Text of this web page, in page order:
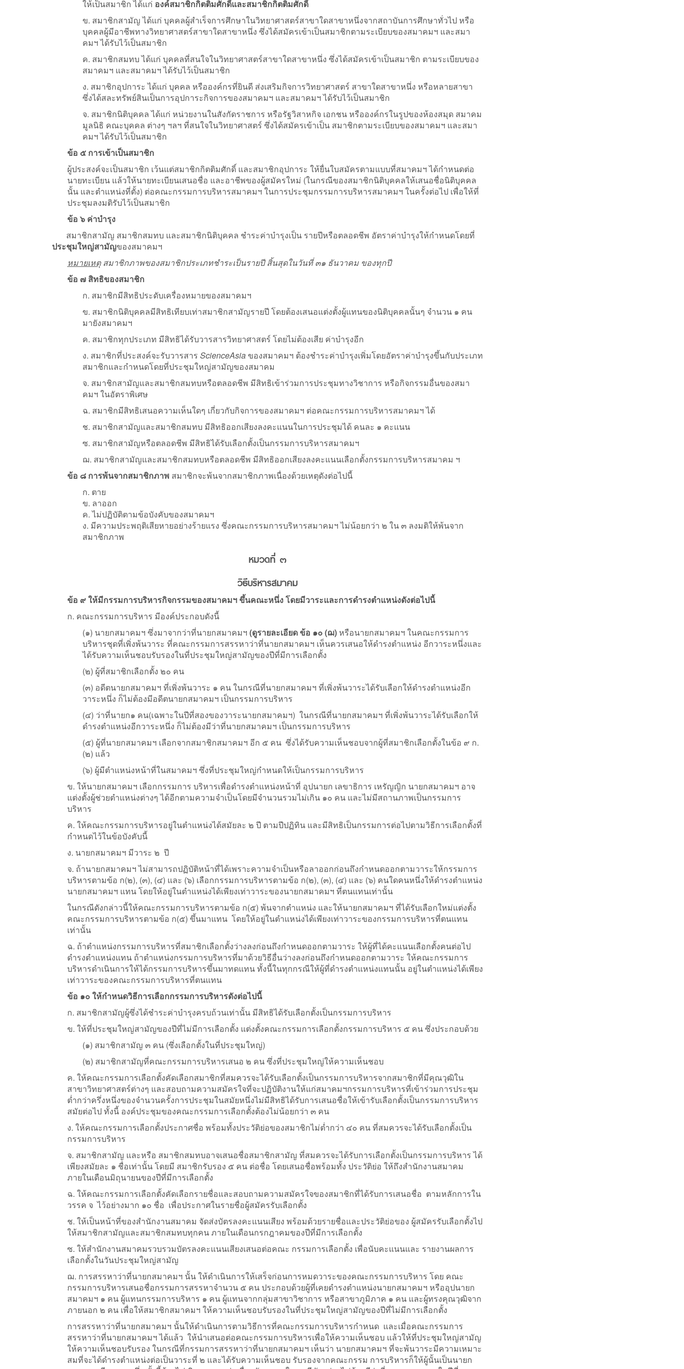
ให้เป็นสมาชิก ได้แก่ องค์สมาชิกกิตติมศักดิ์และสมาชิกกิตติมศักดิ์
ข. สมาชิกสามัญ ได้แก่ บุคคลผู้สำเร็จการศึกษาในวิทยาศาสตร์สาขาใดสาขาหนึ่งจากสถาบันการศึกษาทั่วไป หรือ
บุคคลผู้มีอาชีพทางวิทยาศาสตร์สาขาใดสาขาหนึ่ง ซึ่งได้สมัครเข้าเป็นสมาชิกตามระเบียบของสมาคมฯ และสมา
คมฯ ได้รับไว้เป็นสมาชิก
ค. สมาชิกสมทบ ได้แก่ บุคคลที่สนใจในวิทยาศาสตร์สาขาใดสาขาหนึ่ง ซึ่งได้สมัครเข้าเป็นสมาชิก ตามระเบียบของ
สมาคมฯ และสมาคมฯ ได้รับไว้เป็นสมาชิก
ง. สมาชิกอุปการะ ได้แก่ บุคคล หรือองค์กรที่ยินดี ส่งเสริมกิจการวิทยาศาสตร์ สาขาใดสาขาหนึ่ง หรือหลายสาขา
ซึ่งได้สละทรัพย์สินเป็นการอุปการะกิจการของสมาคมฯ และสมาคมฯ ได้รับไว้เป็นสมาชิก
จ. สมาชิกนิติบุคคล ได้แก่ หน่วยงานในสังกัดราชการ หรือรัฐวิสาหกิจ เอกชน หรือองค์กรในรูปของห้องสมุด สมาคม
มูลนิธิ คณะบุคคล ต่างๆ ฯลฯ ที่สนใจในวิทยาศาสตร์ ซึ่งได้สมัครเข้าเป็น สมาชิกตามระเบียบของสมาคมฯ และสมา
คมฯ ได้รับไว้เป็นสมาชิก
ข้อ ๕ การเข้าเป็นสมาชิก
ผู้ประสงค์จะเป็นสมาชิก เว้นแต่สมาชิกกิตติมศักดิ์ และสมาชิกอุปการะ ให้ยื่นใบสมัครตามแบบที่สมาคมฯ ได้กำหนดต่อ
นายทะเบียน แล้วให้นายทะเบียนเสนอชื่อ และอาชีพของผู้สมัครใหม่ (ในกรณีของสมาชิกนิติบุคคลให้เสนอชื่อนิติบุคคล
นั้น และตำแหน่งที่ตั้ง) ต่อคณะกรรมการบริหารสมาคมฯ ในการประชุมกรรมการบริหารสมาคมฯ ในครั้งต่อไป เพื่อให้ที่
ประชุมลงมติรับไว้เป็นสมาชิก
ข้อ ๖ ค่าบำรุง
สมาชิกสามัญ สมาชิกสมทบ และสมาชิกนิติบุคคล ชําระค่าบํารุงเป็น รายปีหรือตลอดชีพ อัตราค่าบํารุงให้กําหนดโดยที่
ประชุมใหญ่สามัญของสมาคมฯ
หมายเหตุสมาชิกภาพของสมาชิกประเภทชําระเป็นรายปี สิ้นสุดในวันที่ ๓๑ ธันวาคม ของทุกปี
ข้อ ๗ สิทธิของสมาชิก
ก. สมาชิกมีสิทธิประดับเครื่องหมายของสมาคมฯ
ข. สมาชิกนิติบุคคลมีสิทธิเทียบเท่าสมาชิกสามัญรายปี โดยต้องเสนอแต่งตั้งผู้แทนของนิติบุคคลนั้นๆ จำนวน ๑ คน
มายังสมาคมฯ
ค. สมาชิกทุกประเภท มีสิทธิได้รับวารสารวิทยาศาสตร์ โดยไม่ต้องเสีย ค่าบํารุงอีก
ง. สมาชิกที่ประสงค์จะรับวารสาร ScienceAsiaของสมาคมฯ ต้องชําระค่าบํารุงเพิ่มโดยอัตราค่าบํารุงขึ้นกับประเภท
สมาชิกและกําหนดโดยที่ประชุมใหญ่สามัญของสมาคม
จ. สมาชิกสามัญและสมาชิกสมทบหรือตลอดชีพ มีสิทธิเข้าร่วมการประชุมทางวิชาการ หรือกิจกรรมอื่นของสมา
คมฯ ในอัตราพิเศษ
ฉ. สมาชิกมีสิทธิเสนอความเห็นใดๆ เกี่ยวกับกิจการของสมาคมฯ ต่อคณะกรรมการบริหารสมาคมฯ ได้
ช. สมาชิกสามัญและสมาชิกสมทบ มีสิทธิออกเสียงลงคะแนนในการประชุมได้ คนละ ๑ คะแนน
ซ. สมาชิกสามัญหรือตลอดชีพ มีสิทธิได้รับเลือกตั้งเป็นกรรมการบริหารสมาคมฯ
ฌ. สมาชิกสามัญและสมาชิกสมทบหรือตลอดชีพ มีสิทธิออกเสียงลงคะแนนเลือกตั้งกรรมการบริหารสมาคม ฯ
ข้อ ๘ การพ้นจากสมาชิกภาพ สมาชิกจะพ้นจากสมาชิกภาพเนื่องด้วยเหตุดังต่อไปนี้
ก. ตาย
ข. ลาออก
ค. ไม่ปฏิบัติตามข้อบังคับของสมาคมฯ
ง. มีความประพฤติเสียหายอย่างร้ายแรง ซึ่งคณะกรรมการบริหารสมาคมฯ ไม่น้อยกว่า ๒ ใน ๓ ลงมติให้พ้นจาก
สมาชิกภาพ
หมวดที่ ๓
วิธีบริหารสมาคม
ข้อ ๙ ให้มีกรรมการบริหารกิจกรรมของสมาคมฯ ขึ้นคณะหนึ่ง โดยมีวาระและการดำรงตำแหน่งดังต่อไปนี้
ก. คณะกรรมการบริหาร มีองค์ประกอบดังนี้
(๑) นายกสมาคมฯ ซึ่งมาจากว่าที่นายกสมาคมฯ (ดูรายละเอียด ข้อ ๑๐ (ฌ) หรือนายกสมาคมฯ ในคณะกรรมการ
บริหารชุดที่เพิ่งพ้นวาระ ที่คณะกรรมการสรรหาว่าที่นายกสมาคมฯ เห็นควรเสนอให้ดำรงตำแหน่ง อีกวาระหนึ่งและ
ได้รับความเห็นชอบรับรองในที่ประชุมใหญ่สามัญของปีที่มีการเลือกตั้ง
(๒) ผู้ที่สมาชิกเลือกตั้ง ๒๐ คน
(๓) อดีตนายกสมาคมฯ ที่เพิ่งพ้นวาระ ๑ คน ในกรณีที่นายกสมาคมฯ ที่เพิ่งพ้นวาระได้รับเลือกให้ดำรงตำแหน่งอีก
วาระหนึ่ง ก็ไม่ต้องมีอดีตนายกสมาคมฯ เป็นกรรมการบริหาร
(๔) ว่าที่นายก๑ คน(เฉพาะในปีที่สองของวาระนายกสมาคมฯ) ในกรณีที่นายกสมาคมฯ ที่เพิ่งพ้นวาระได้รับเลือกให้
ดำรงตำแหน่งอีกวาระหนึ่ง ก็ไม่ต้องมีว่าที่นายกสมาคมฯ เป็นกรรมการบริหาร
(๕) ผู้ที่นายกสมาคมฯ เลือกจากสมาชิกสมาคมฯ อีก ๕ คน ซึ่งได้รับความเห็นชอบจากผู้ที่สมาชิกเลือกตั้งในข้อ ๙ ก.
(๒) แล้ว
(๖) ผู้มีตำแหน่งหน้าที่ในสมาคมฯ ซึ่งที่ประชุมใหญ่กำหนดให้เป็นกรรมการบริหาร
ข. ให้นายกสมาคมฯ เลือกกรรมการ บริหารเพื่อดำรงตำแหน่งหน้าที่ อุปนายก เลขาธิการ เหรัญญิก นายกสมาคมฯ อาจ
แต่งตั้งผู้ช่วยตําแหน่งต่างๆ ได้อีกตามความจําเป็นโดยมีจํานวนรวมไม่เกิน ๑๐ คน และไม่มีสถานภาพเป็นกรรมการ
บริหาร
ค. ให้คณะกรรมการบริหารอยู่ในตำแหน่งได้สมัยละ ๒ ปี ตามปีปฏิทิน และมีสิทธิเป็นกรรมการต่อไปตามวิธีการเลือกตั้งที่
กำหนดไว้ในข้อบังคับนี้
ง. นายกสมาคมฯ มีวาระ ๒ ปี
จ. ถ้านายกสมาคมฯ ไม่สามารถปฏิบัติหน้าที่ได้เพราะความจำเป็นหรือลาออกก่อนถึงกำหนดออกตามวาระให้กรรมการ
บริหารตามข้อ ก(๒), (๓), (๔) และ (๖) เลือกกรรมการบริหารตามข้อ ก(๒), (๓), (๔) และ (๖) คนใดคนหนึ่งให้ดำรงตำแหน่ง
นายกสมาคมฯ แทน โดยให้อยู่ในตำแหน่งได้เพียงเท่าวาระของนายกสมาคมฯ ที่ตนแทนเท่านั้น
ในกรณีดังกล่าวนี้ให้คณะกรรมการบริหารตามข้อ ก(๕) พ้นจากตำแหน่ง และให้นายกสมาคมฯ ที่ได้รับเลือกใหม่แต่งตั้ง
คณะกรรมการบริหารตามข้อ ก(๕) ขึ้นมาแทน โดยให้อยู่ในตำแหน่งได้เพียงเท่าวาระของกรรมการบริหารที่ตนแทน
เท่านั้น
ฉ. ถ้าตำแหน่งกรรมการบริหารที่สมาชิกเลือกตั้งว่างลงก่อนถึงกำหนดออกตามวาระ ให้ผู้ที่ได้คะแนนเลือกตั้งคนต่อไป
ดำรงตำแหน่งแทน ถ้าตำแหน่งกรรมการบริหารที่มาด้วยวิธีอื่นว่างลงก่อนถึงกำหนดออกตามวาระ ให้คณะกรรมการ
บริหารดำเนินการให้ได้กรรมการบริหารขึ้นมาทดแทน ทั้งนี้ในทุกกรณีให้ผู้ที่ดำรงตำแหน่งแทนนั้น อยู่ในตำแหน่งได้เพียง
เท่าวาระของคณะกรรมการบริหารที่ตนแทน
ข้อ ๑๐ ให้กำหนดวิธีการเลือกกรรมการบริหารดังต่อไปนี้
ก. สมาชิกสามัญผู้ซึ่งได้ชำระค่าบำรุงครบถ้วนเท่านั้น มีสิทธิได้รับเลือกตั้งเป็นกรรมการบริหาร
ข. ให้ที่ประชุมใหญ่สามัญของปีที่ไม่มีการเลือกตั้ง แต่งตั้งคณะกรรมการเลือกตั้งกรรมการบริหาร ๕ คน ซึ่งประกอบด้วย
(๑) สมาชิกสามัญ ๓ คน (ซึ่งเลือกตั้งในที่ประชุมใหญ่)
(๒) สมาชิกสามัญที่คณะกรรมการบริหารเสนอ ๒ คน ซึ่งที่ประชุมใหญ่ให้ความเห็นชอบ
ค. ให้คณะกรรมการเลือกตั้งคัดเลือกสมาชิกที่สมควรจะได้รับเลือกตั้งเป็นกรรมการบริหารจากสมาชิกที่มีคุณวุฒิใน
สาขาวิทยาศาสตร์ต่างๆ และสอบถามความสมัครใจที่จะปฏิบัติงานให้แก่สมาคมฯกรรมการบริหารที่เข้าร่วมการประชุม
ต่ำกว่าครึ่งหนึ่งของจำนวนครั้งการประชุมในสมัยหนึ่งไม่มีสิทธิได้รับการเสนอชื่อให้เข้ารับเลือกตั้งเป็นกรรมการบริหาร
สมัยต่อไป ทั้งนี้ องค์ประชุมของคณะกรรมการเลือกตั้งต้องไม่น้อยกว่า ๓ คน
ง. ให้คณะกรรมการเลือกตั้งประกาศชื่อ พร้อมทั้งประวัติย่อของสมาชิกไม่ต่ำกว่า ๔๐ คน ที่สมควรจะได้รับเลือกตั้งเป็น
กรรมการบริหาร
จ. สมาชิกสามัญ และหรือ สมาชิกสมทบอาจเสนอชื่อสมาชิกสามัญ ที่สมควรจะได้รับการเลือกตั้งเป็นกรรมการบริหาร ได้
เพียงสมัยละ ๑ ชื่อเท่านั้น โดยมี สมาชิกรับรอง ๕ คน ต่อชื่อ โดยเสนอชื่อพร้อมทั้ง ประวัติย่อ ให้ถึงสํานักงานสมาคม
ภายในเดือนมิถุนายนของปีที่มีการเลือกตั้ง
ฉ. ให้คณะกรรมการเลือกตั้งคัดเลือกรายชื่อและสอบถามความสมัครใจของสมาชิกที่ได้รับการเสนอชื่อ ตามหลักการใน
วรรค จ ไว้อย่างมาก ๑๐ ชื่อ เพื่อประกาศในรายชื่อผู้สมัครรับเลือกตั้ง
ช. ให้เป็นหน้าที่ของสำนักงานสมาคม จัดส่งบัตรลงคะแนนเสียง พร้อมด้วยรายชื่อและประวัติย่อของ ผู้สมัครรับเลือกตั้งไป
ให้สมาชิกสามัญและสมาชิกสมทบทุกคน ภายในเดือนกรกฎาคมของปีที่มีการเลือกตั้ง
ซ. ให้สำนักงานสมาคมรวบรวมบัตรลงคะแนนเสียงเสนอต่อคณะ กรรมการเลือกตั้ง เพื่อนับคะแนนและ รายงานผลการ
เลือกตั้งในวันประชุมใหญ่สามัญ
ฌ. การสรรหาว่าที่นายกสมาคมฯ นั้น ให้ดำเนินการให้เสร็จก่อนการหมดวาระของคณะกรรมการบริหาร โดย คณะ
กรรมการบริหารเสนอชื่อกรรมการสรรหาจํานวน ๕ คน ประกอบด้วยผู้ที่เคยดำรงตำแหน่งนายกสมาคมฯ หรืออุปนายก
สมาคมฯ ๑ คน ผู้แทนกรรมการบริหาร ๑ คน ผู้แทนจากกลุ่มสาขาวิชาการ หรือสาขาภูมิภาค ๑ คน และผู้ทรงคุณวุฒิจาก
ภายนอก ๒ คน เพื่อให้สมาชิกสมาคมฯ ให้ความเห็นชอบรับรองในที่ประชุมใหญ่สามัญของปีที่ไม่มีการเลือกตั้ง
การสรรหาว่าที่นายกสมาคมฯ นั้นให้ดำเนินการตามวิธีการที่คณะกรรมการบริหารกำหนด และเมื่อคณะกรรมการ
สรรหาว่าที่นายกสมาคมฯ ได้แล้ว ให้นำเสนอต่อคณะกรรมการบริหารเพื่อให้ความเห็นชอบ แล้วให้ที่ประชุมใหญ่สามัญ
ให้ความเห็นชอบรับรอง ในกรณีที่กรรมการสรรหาว่าที่นายกสมาคมฯ เห็นว่า นายกสมาคมฯ ที่จะพ้นวาระมีความเหมาะ
สมที่จะได้ดำรงตำแหน่งต่อเป็นวาระที่ ๒ และได้รับความเห็นชอบ รับรองจากคณะกรรม การบริหารก็ให้ผู้นั้นเป็นนายก